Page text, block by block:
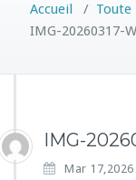
Accueil /
IMG-20260317-
IMG-
Mar 17,2026